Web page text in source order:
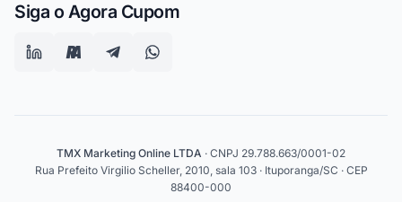
Siga o Agora Cupom
TMX Marketing Online LTDA · CNPJ 29.788.663/0001-02
Rua Prefeito Virgilio Scheller, 2010, sala 103 · Ituporanga/SC · CEP
88400-000